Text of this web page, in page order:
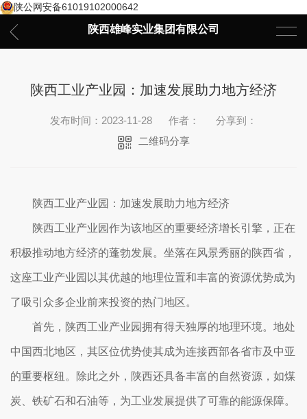
陕公网安备61019102000642
陕西雄峰实业集团有限公司
陕西工业产业园：加速发展助力地方经济
发布时间：2023-11-28 作者：
分享到：
二维码分享
陕西工业产业园：加速发展助力地方经济
陕西工业产业园作为该地区的重要经济增长引擎，正在
积极推动地方经济的蓬勃发展。坐落在风景秀丽的陕西省，
这座工业产业园以其优越的地理位置和丰富的资源优势成为
了吸引众多企业前来投资的热门地区。
首先，陕西工业产业园拥有得天独厚的地理环境。地处
中国西北地区，其区位优势使其成为连接西部各省市及中亚
的重要枢纽。除此之外，陕西还具备丰富的自然资源，如煤
炭、铁矿石和石油等，为工业发展提供了可靠的能源保障。